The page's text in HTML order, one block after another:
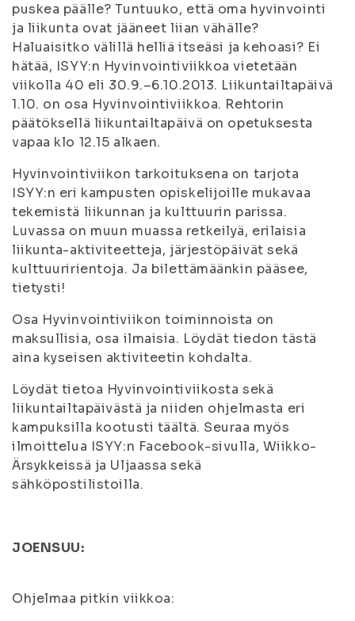
puskea päälle? Tuntuuko, että oma hyvinvointi
ja liikunta ovat jääneet liian vähälle?
Haluaisitko välillä helliä itseäsi ja kehoasi? Ei
hätää, ISYY:n Hyvinvointiviikkoa vietetään
viikolla 40 eli 30.9.–6.10.2013. Liikuntailtapäivä
1.10. on osa Hyvinvointiviikkoa. Rehtorin
päätöksellä liikuntailtapäivä on opetuksesta
vapaa klo 12.15 alkaen.
Hyvinvointiviikon tarkoituksena on tarjota
ISYY:n eri kampusten opiskelijoille mukavaa
tekemistä liikunnan ja kulttuurin parissa.
Luvassa on muun muassa retkeilyä, erilaisia
liikunta-aktiviteetteja, järjestöpäivät sekä
kulttuuririentoja. Ja bilettämäänkin pääsee,
tietysti!
Osa Hyvinvointiviikon toiminnoista on
maksullisia, osa ilmaisia. Löydät tiedon tästä
aina kyseisen aktiviteetin kohdalta.
Löydät tietoa Hyvinvointiviikosta sekä
liikuntailtapäivästä ja niiden ohjelmasta eri
kampuksilla kootusti täältä. Seuraa myös
ilmoittelua ISYY:n Facebook-sivulla, Wiikko-
Ärsykkeissä ja Uljaassa sekä
sähköpostilistoilla.
JOENSUU:
Ohjelmaa pitkin viikkoa: